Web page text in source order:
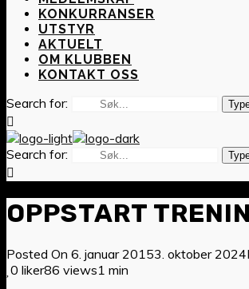
KONKURRANSER
UTSTYR
AKTUELT
OM KLUBBEN
KONTAKT OSS
Search for:
Search for:
OPPSTART
Posted On 6. januar 20153. oktober 2024
0 liker86 views1 min